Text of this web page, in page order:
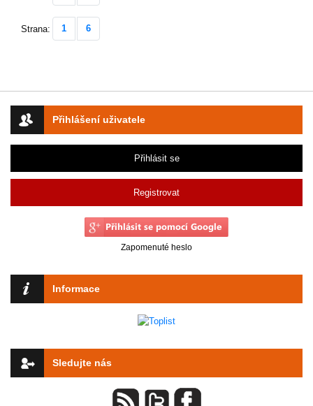
Přihlášení uživatele
Přihlásit se
Registrovat
Zapomenuté heslo
Informace
Sledujte nás
Strana: 1 6